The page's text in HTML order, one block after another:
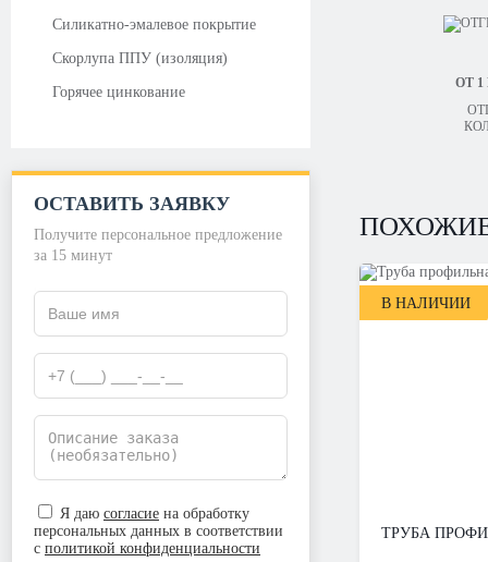
Силикатно-эмалевое покрытие
Скорлупа ППУ (изоляция)
Горячее цинкование
ОСТАВИТЬ ЗАЯВКУ
Получите персональное предложение
за 15 минут
Я даю согласие на обработку
персональных данных в соответствии
с политикой конфиденциальности
ОТ
В НАЛИЧИИ
ТРУБА